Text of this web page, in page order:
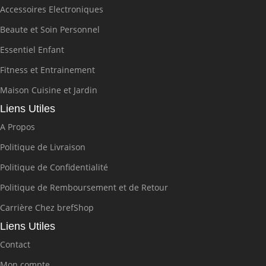
Accessoires Electroniques
Beaute et Soin Personnel
Essentiel Enfant
Fitness et Entrainement
Maison Cuisine et Jardin
Liens Utiles
A Propos
Politique de Livraison
Politique de Confidentialité
Politique de Remboursement et de Retour
Carrière Chez brefShop
Liens Utiles
Contact